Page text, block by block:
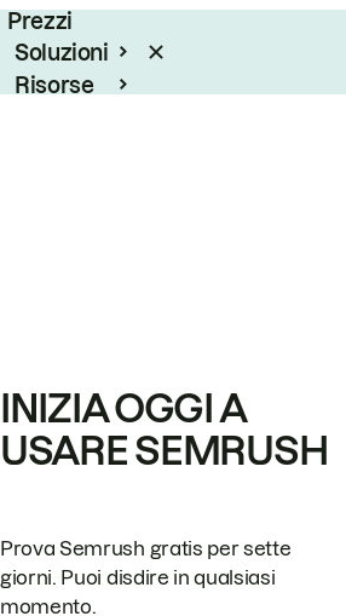
Prezzi
Soluzioni
Risorse
INIZIA OGGI A
USARE SEMRUSH
Prova Semrush gratis per sette
giorni. Puoi disdire in qualsiasi
momento.